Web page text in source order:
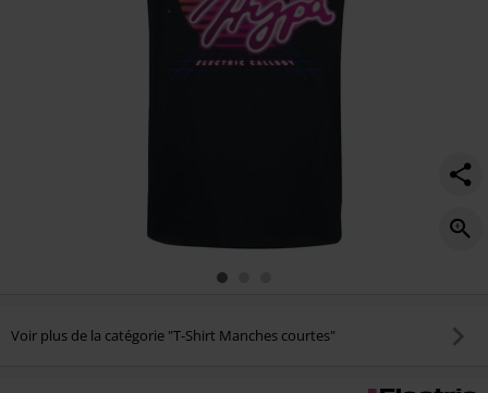
Voir plus de la catégorie "T-Shirt Manches courtes"